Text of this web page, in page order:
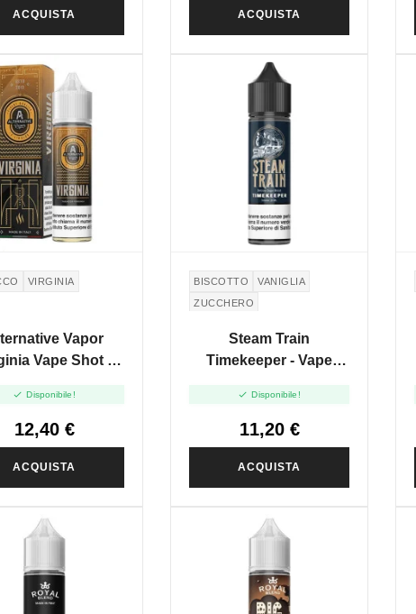
ACQUISTA ACQUISTA
VIRGINIA
Vapor
Vape Shot -
 Disponibile!
12,40 €
ACQUISTA
BISCOTTO
VANIGLIA
ZUCCHERO
Steam Train
Timekeeper - Vape
 Disponibile!
11,20 €
ACQUISTA